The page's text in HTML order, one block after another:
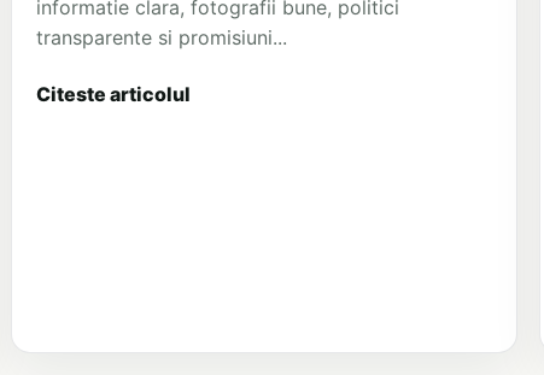
informatie clara, fotografii bune, politici
transparente si promisiuni...
Citeste articolul